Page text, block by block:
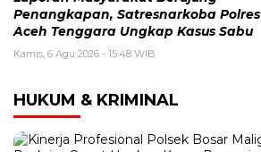
Penangkapan, Satresnarkoba Polres
Aceh Tenggara Ungkap Kasus Sabu
Kamis, 6 Agu 2026 - 15:48 WIB
HUKUM & KRIMINAL